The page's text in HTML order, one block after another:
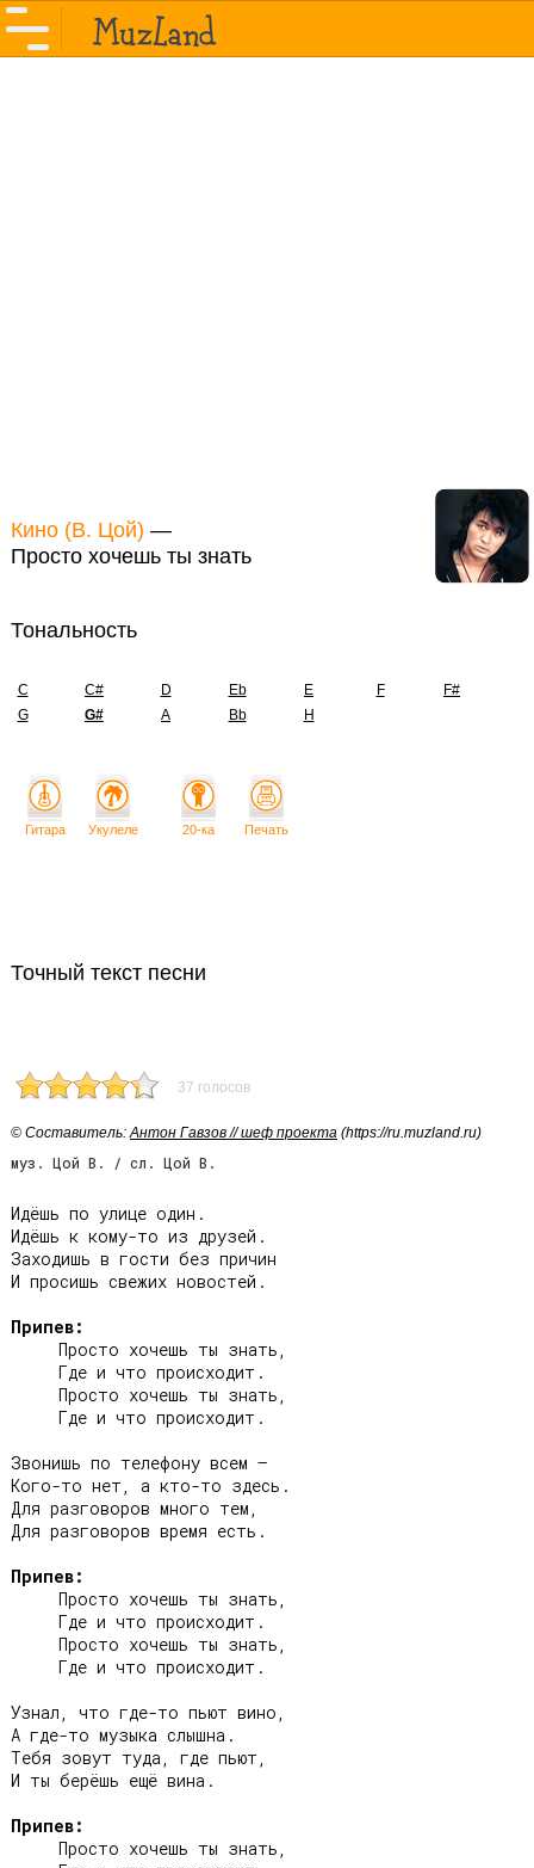
Кино (В. Цой) —
Просто хочешь ты знать
Тональность
C C# D Eb E F
F#
G
G# A Bb H
Точный текст песни
37 голосов
© Cоставитель:Антон Гавзов // шеф проекта (https://ru.muzland.ru)
муз. Цой В. / сл. Цой В.
Идёшь по улице один.
Идёшь к кому-то из друзей.
Заходишь в гости без причин
И просишь свежих новостей.
Припев:
Звонишь по телефону всем –
Кого-то нет, а кто-то здесь.
Для разговоров много тем,
Для разговоров время есть.
Припев:
Узнал, что где-то пьют вино,
А где-то музыка слышна.
Тебя зовут туда, где пьют,
И ты берёшь ещё вина.
Припев:
Гитара Укулеле 20-ка Печать